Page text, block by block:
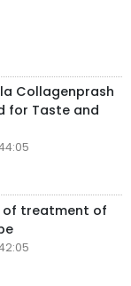
Collagenprash
for Taste and
of treatment of